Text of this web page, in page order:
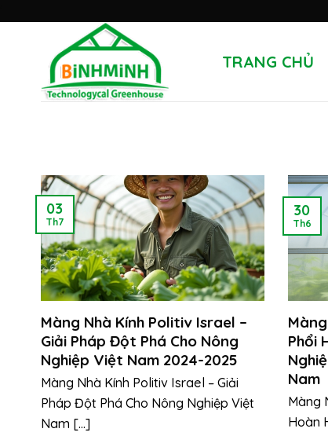
TRANG CHỦ
Màng Nhà Kính Politiv Israel –
Giải Pháp Đột Phá Cho Nông
Nghiệp Việt Nam 2024-2025
Màng Nhà Kính Politiv Israel – Giải
Pháp Đột Phá Cho Nông Nghiệp Việt
Nam [...]
03
Th7
Phổi
Nam
Màng
Hoàn
30
Th6